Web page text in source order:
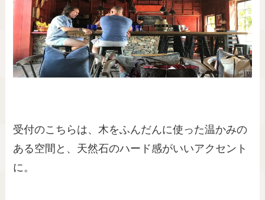
受付のこちらは、木をふんだんに使った温かみの
ある空間と、天然石のハード感がいいアクセント
に。